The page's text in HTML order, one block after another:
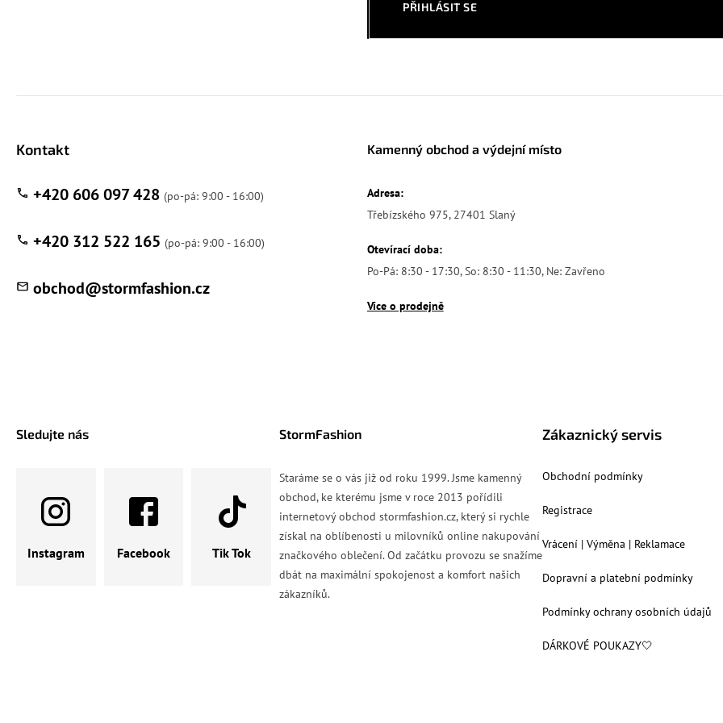
PŘIHLÁSIT SE
Kontakt
obchod@stormfashion.cz
+420 606 097 428
+420 312 522 165
Kamenný obchod a výdejní místo
Adresa:
Třebízského 975, 27401 Slaný
Otevírací doba:
Po-Pá: 8:30 - 17:30, So: 8:30 - 11:30, Ne: Zavřeno
Více o prodejně
Sledujte nás
Instagram Facebook Tik Tok
StormFashion
Staráme se o vás již od roku 1999. Jsme kamenný
obchod, ke kterému jsme v roce 2013 pořídili
internetový obchod stormfashion.cz, který si rychle
získal na oblíbenosti u milovníků online nakupování
značkového oblečení. Od začátku provozu se snažíme
dbát na maximální spokojenost a komfort našich
zákazníků.
Zákaznický servis
Obchodní podmínky
Registrace
Vrácení | Výměna | Reklamace
Dopravní a platební podmínky
Podmínky ochrany osobních údajů
DÁRKOVÉ POUKAZY🤍